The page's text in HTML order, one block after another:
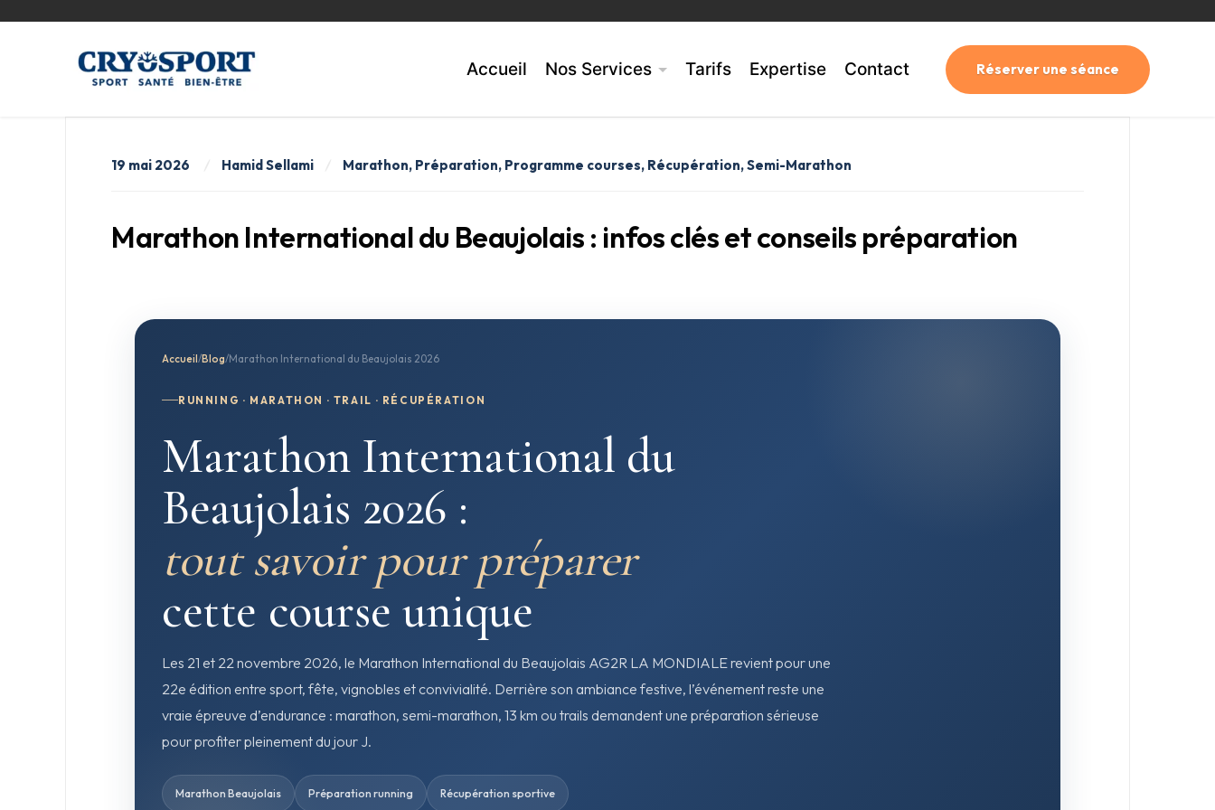
Accueil Nos Services Tarifs Expertise Contact Réserver une séance
19 mai 2026 Hamid Sellami Marathon, Préparation, Programme courses, Récupération,Semi-Marathon
Marathon International du Beaujolais : infos clés et conseils préparation
Accueil/Blog/Marathon International du Beaujolais 2026
RUNNING · MARATHON · TRAIL · RÉCUPÉRATION
Marathon International du
Beaujolais 2026 :
tout savoir pour préparer
cette course unique
Les 21 et 22 novembre 2026, le Marathon International du Beaujolais AG2R LA MONDIALE revient pour une
22e édition entre sport, fête, vignobles et convivialité. Derrière son ambiance festive, l’événement reste une
vraie épreuve d’endurance : marathon, semi-marathon, 13 km ou trails demandent une préparation sérieuse
pour profiter pleinement du jour J.
Marathon Beaujolais Préparation running Récupération sportive